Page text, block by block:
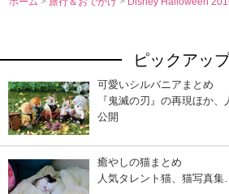
ピックアッ
可愛いシルバニアまとめ
『鬼滅の刃』の再現ほか
公開
癒やしの猫まとめ
人気タレント猫、猫写真